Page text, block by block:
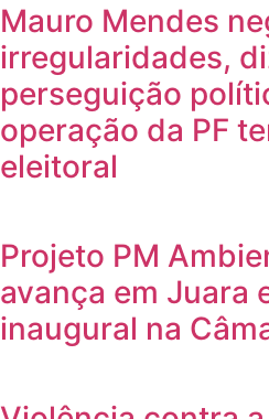
Mauro Mendes
irregularidades,
perseguição
operação da PF
eleitoral
Projeto PM
avança em Juara
inaugural na